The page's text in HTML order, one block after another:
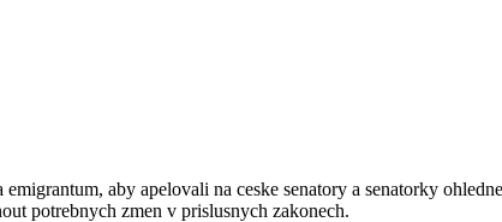
aby apelovali na ceske senatory a senatorky
potrebnych zmen v prislusnych zakonech.